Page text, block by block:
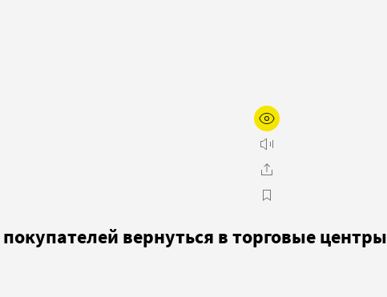
вернуться в торговые центры